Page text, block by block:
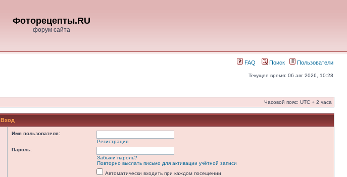
Фоторецепты.RU
форум сайта
FAQ Поиск Пользователи
Текущее время: 06 авг 2026, 10:28
Часовой пояс: UTC + 2 часа
Вход
Имя пользователя:
Регистрация
Пароль:
Забыли пароль?
Повторно выслать письмо для активации учётной записи
Автоматически входить при каждом посещении